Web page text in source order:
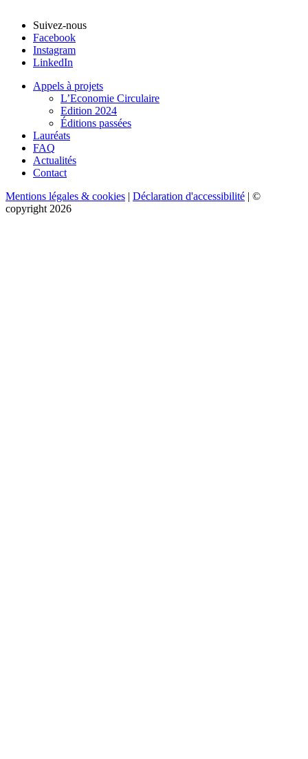
Suivez-nous
Facebook
Instagram
LinkedIn
Appels à projets
L’Economie Circulaire
Edition 2024
Éditions passées
Lauréats
FAQ
Actualités
Contact
Mentions légales & cookies | Déclaration d'accessibilité | ©
copyright 2026